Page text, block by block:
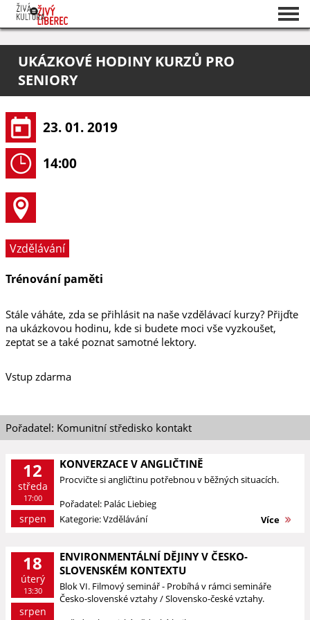
O projektu
Pořadatelé
UKÁZKOVÉ HODINY KURZŮ PRO
SENIORY
23. 01. 2019
14:00
Vzdělávání
Trénování paměti
Stále váháte, zda se přihlásit na naše vzdělávací kurzy? Přijďte
na ukázkovou hodinu, kde si budete moci vše vyzkoušet,
zeptat se a také poznat samotné lektory.
Vstup zdarma
Pořadatel: Komunitní středisko kontakt
12
středa
17:00
srpen
KONVERZACE V ANGLIČTINĚ
Procvičte si angličtinu potřebnou v běžných situacích.
Pořadatel: Palác Liebieg
Kategorie: Vzdělávání
Více
18
úterý
13:30
srpen
ENVIRONMENTÁLNÍ DĚJINY V ČESKO-
SLOVENSKÉM KONTEXTU
Blok VI. Filmový seminář - Probíhá v rámci semináře
Česko-slovenské vztahy / Slovensko-české vztahy.